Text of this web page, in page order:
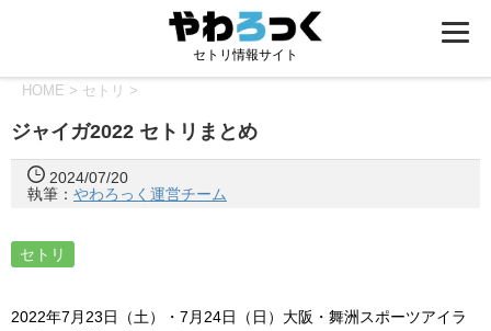
セトリ情報サイト
HOME > セトリ >
ジャイガ2022 セトリまとめ
2024/07/20
執筆： やわろっく運営チーム
セトリ
2022年7月23日（土）・7月24日（日）大阪・舞洲スポーツアイラ